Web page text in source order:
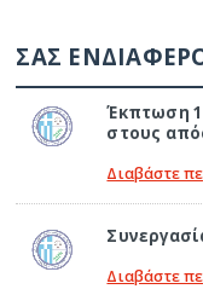
ΣΑΣ
Έκπτωση
στους
Διαβάστε
Διαβάστε